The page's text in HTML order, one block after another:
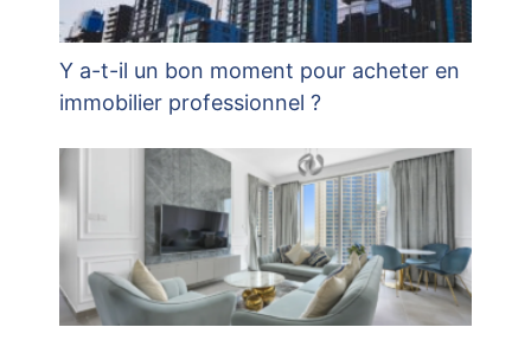
Y a-t-il un bon moment pour acheter en
immobilier professionnel ?